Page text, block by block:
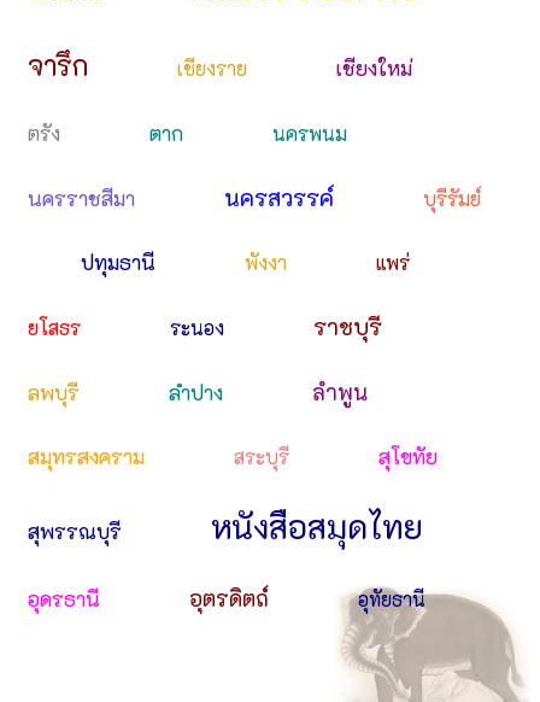
จารึก เชียงราย เชียงใหม่
ตรัง ตาก นครพนม
นครราชสีมา นครสวรรค์ บุรีรัมย์
ปทุมธานี พังงา แพร่
ยโสธร ระนอง ราชบุรี
ลพบุรี ลำปาง ลำพูน
สมุทรสงคราม สระบุรี สุโขทัย
สุพรรณบุรี หนังสือสมุดไทย
อุดรธานี อุตรดิตถ์ อุทัยธานี